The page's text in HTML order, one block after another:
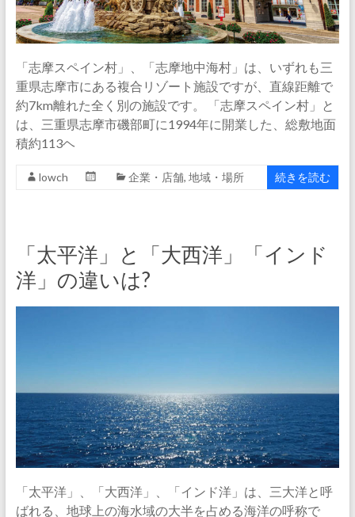
「志摩スペイン村」、「志摩地中海村」は、いずれも三
重県志摩市にある複合リゾート施設ですが、直線距離で
約7km離れた全く別の施設です。 「志摩スペイン村」と
は、三重県志摩市磯部町に1994年に開業した、総敷地面
積約113ヘ
lowch 企業・店舗, 地域・場所 続きを読む
「太平洋」と「大西洋」「インド
洋」の違いは?
「太平洋」、「大西洋」、「インド洋」は、三大洋と呼
ばれる、地球上の海水域の大半を占める海洋の呼称で